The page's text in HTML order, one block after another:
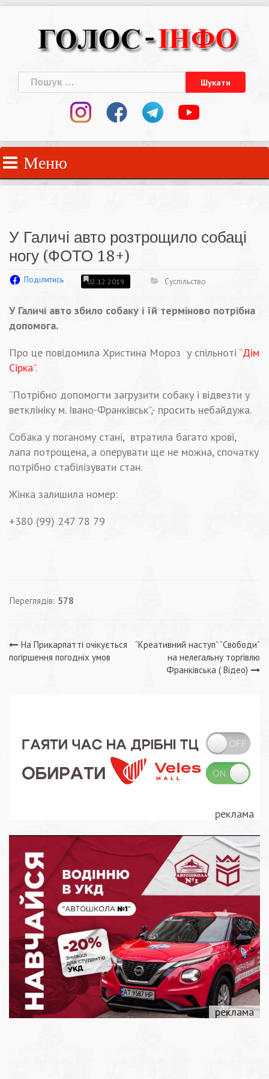
Пошук:
Меню
У Галичі авто розтрощило собаці
ногу (ФОТО 18+)
Поділитись 02.12.2019 Суспільство
У Галичі авто збило собаку і їй терміново потрібна
допомога.
Про це повідомила Христина Мороз у спільноті “Дім
Сірка”.
“Потрібно допомогти загрузити собаку і відвезти у
ветклініку м. Івано-Франківськ”,- просить небайдужа.
Собака у поганому стані, втратила багато крові,
лапа потрощена, а оперувати ще не можна, спочатку
потрібно стабілізувати стан.
Жінка залишила номер:
‭+380 (99) 247 78 79‬
Переглядів: 578
Навігація
На Прикарпатті очікується
погіршення погодніх умов
“Креативний наступ” “Свободи”
на нелегальну торгівлю
Франківська ( Відео)